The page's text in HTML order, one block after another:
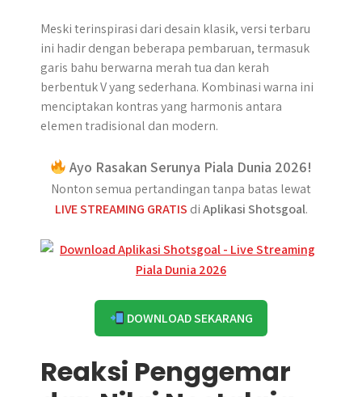
Meski terinspirasi dari desain klasik, versi terbaru
ini hadir dengan beberapa pembaruan, termasuk
garis bahu berwarna merah tua dan kerah
berbentuk V yang sederhana. Kombinasi warna ini
menciptakan kontras yang harmonis antara
elemen tradisional dan modern.
Ayo Rasakan Serunya Piala Dunia 2026!
Nonton semua pertandingan tanpa batas lewat
LIVE STREAMING GRATIS diAplikasi Shotsgoal.
DOWNLOAD SEKARANG
Reaksi Penggemar